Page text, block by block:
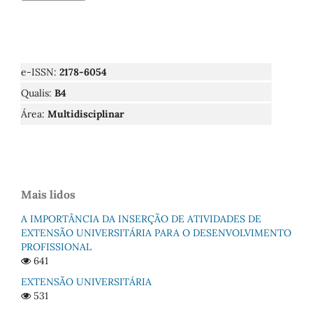
e-ISSN: 2178-6054
Qualis: B4
Área: Multidisciplinar
Mais lidos
A IMPORTÂNCIA DA INSERÇÃO DE ATIVIDADES DE
EXTENSÃO UNIVERSITÁRIA PARA O DESENVOLVIMENTO
PROFISSIONAL
641
EXTENSÃO UNIVERSITÁRIA
531